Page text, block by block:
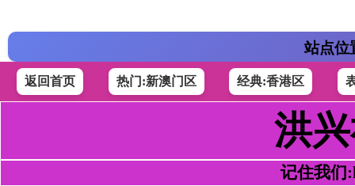
站点位
返回首页 热门:新澳门区 经典:香港区
洪
记住我们